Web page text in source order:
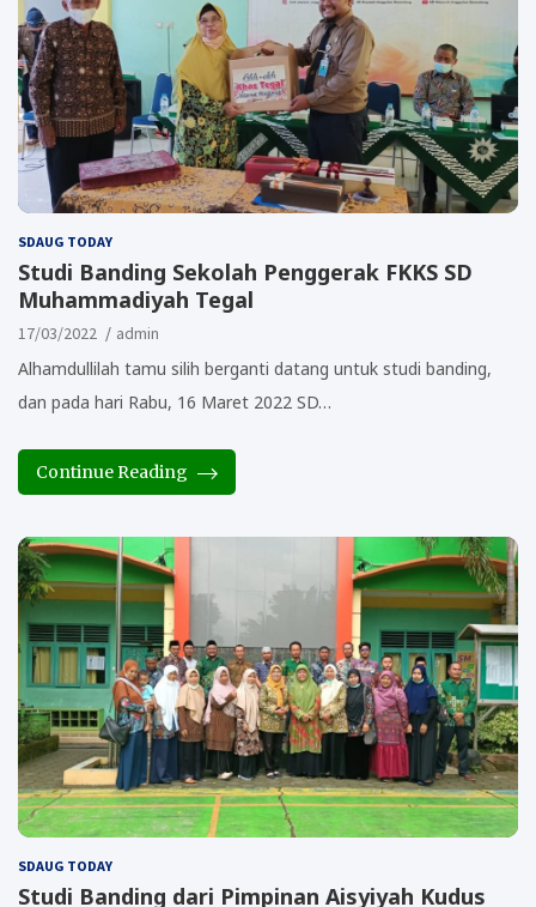
SDAUG TODAY
Studi Banding Sekolah Penggerak FKKS SD
Muhammadiyah Tegal
17/03/2022 admin
Alhamdullilah tamu silih berganti datang untuk studi banding,
dan pada hari Rabu, 16 Maret 2022 SD…
Continue Reading
SDAUG TODAY
Studi Banding dari Pimpinan Aisyiyah Kudus